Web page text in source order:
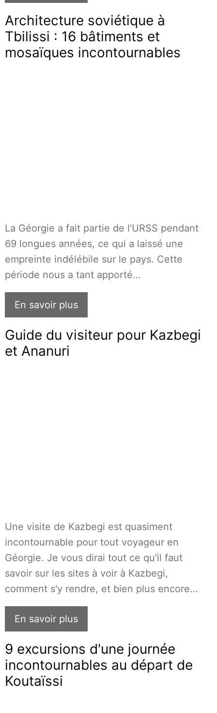
Architecture soviétique à
Tbilissi : 16 bâtiments et
mosaïques incontournables
La Géorgie a fait partie de l'URSS pendant
69 longues années, ce qui a laissé une
empreinte indélébile sur le pays. Cette
période nous a tant apporté…
En savoir plus
Guide du visiteur pour Kazbegi
et Ananuri
Une visite de Kazbegi est quasiment
incontournable pour tout voyageur en
Géorgie. Je vous dirai tout ce qu'il faut
savoir sur les sites à voir à Kazbegi,
comment s'y rendre, et bien plus encore…
En savoir plus
9 excursions d'une journée
incontournables au départ de
Koutaïssi